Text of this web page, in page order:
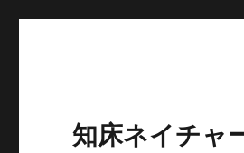
知床ネイチャ